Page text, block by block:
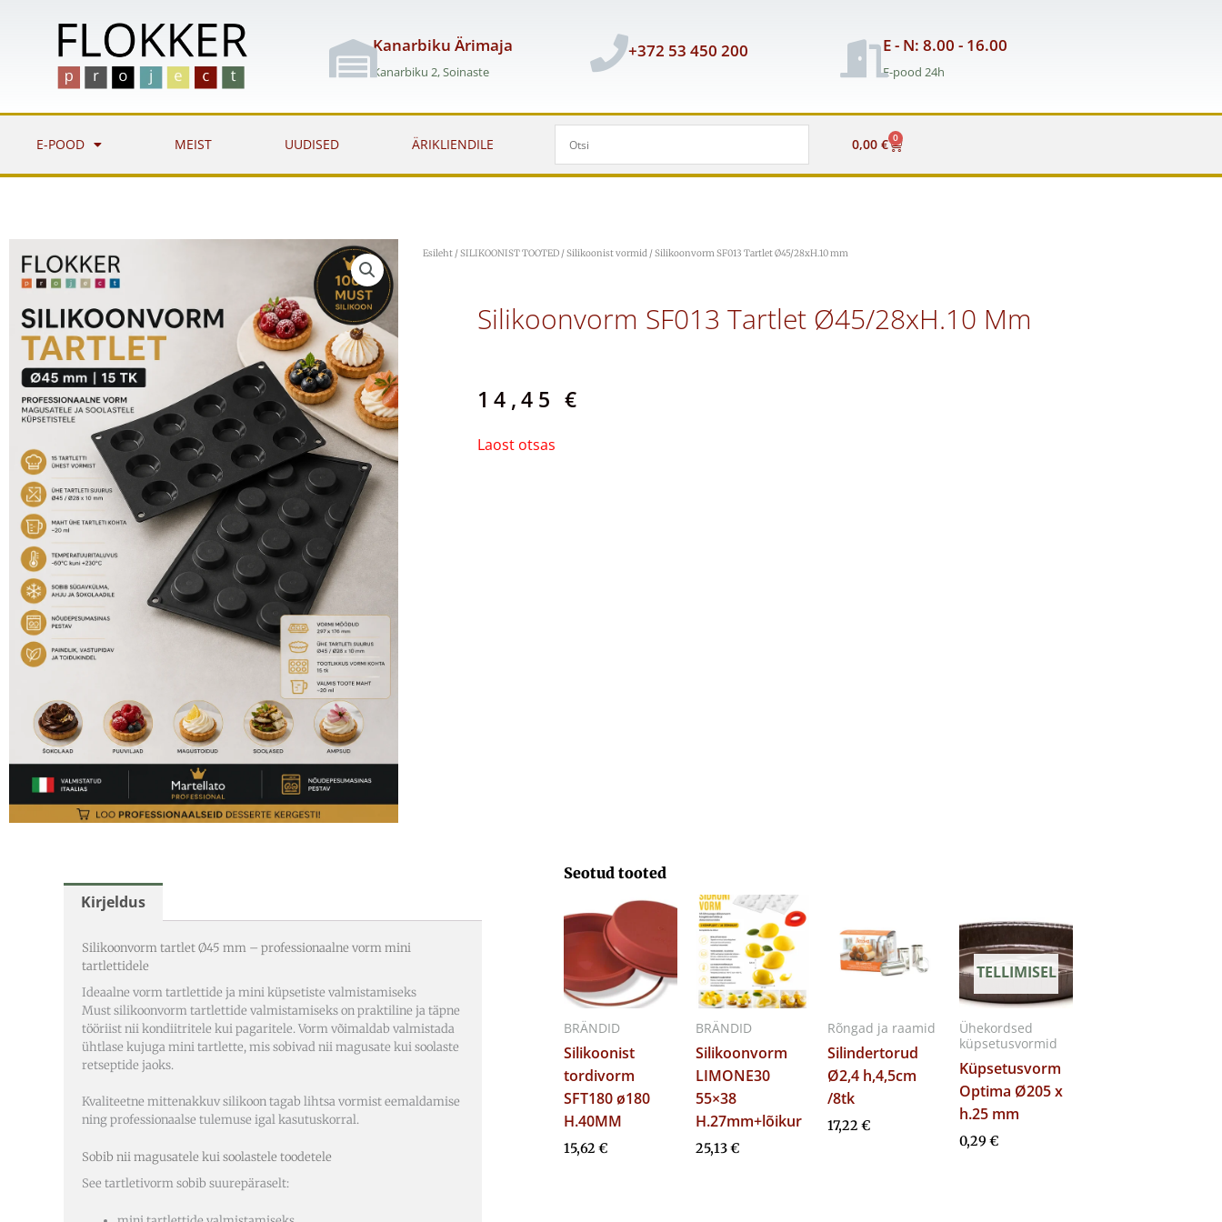
Kanarbiku Ärimaja
Kanarbiku 2, Soinaste
+372 53 450 200 E - N: 8.00 - 16.00
E-pood 24h
E-POOD MEIST UUDISED ÄRIKLIENDILE 0,00 € 0
Cart
Esileht/SILIKOONIST TOOTED/Silikoonist vormid/ Silikoonvorm SF013 Tartlet Ø45/28xH.10 mm
Silikoonvorm SF013 Tartlet Ø45/28xH.10 Mm
14,45€
Laost otsas
Kirjeldus
Silikoonvorm tartlet Ø45 mm – professionaalne vorm mini
tartlettidele
Ideaalne vorm tartlettide ja mini küpsetiste valmistamiseks
Must silikoonvorm tartlettide valmistamiseks on praktiline ja täpne
tööriist nii kondiitritele kui pagaritele. Vorm võimaldab valmistada
ühtlase kujuga mini tartlette, mis sobivad nii magusate kui soolaste
retseptide jaoks.
Kvaliteetne mittenakkuv silikoon tagab lihtsa vormist eemaldamise
ning professionaalse tulemuse igal kasutuskorral.
Sobib nii magusatele kui soolastele toodetele
See tartletivorm sobib suurepäraselt:
Seotud tooted
BRÄNDID
Silikoonist
tordivorm
SFT180 ø180
H.40MM
15,62 €
BRÄNDID
Silikoonvorm
LIMONE30
55×38
H.27mm+lõikur
25,13€
Rõngad ja raamid
Silindertorud
Ø2,4 h,4,5cm
/8tk
17,22 €
TELLIMISEL
Ühekordsed
küpsetusvormid
Küpsetusvorm
Optima Ø205 x
h.25 mm
0,29 €